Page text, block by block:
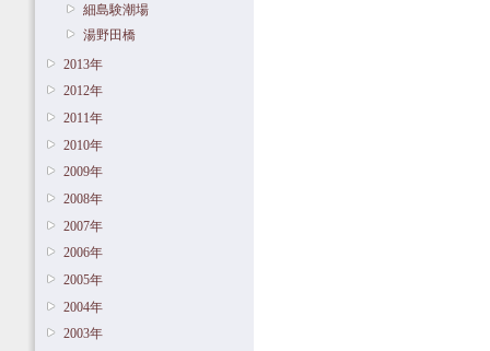
細島験潮場
湯野田橋
2013年
2012年
2011年
2010年
2009年
2008年
2007年
2006年
2005年
2004年
2003年